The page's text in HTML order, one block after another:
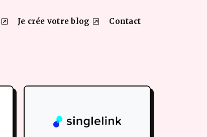
Je crée votre blog Contact